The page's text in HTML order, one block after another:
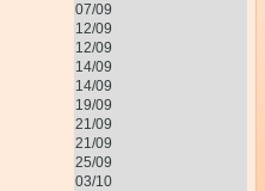
07/09
12/09
12/09
14/09
14/09
19/09
21/09
21/09
25/09
03/10